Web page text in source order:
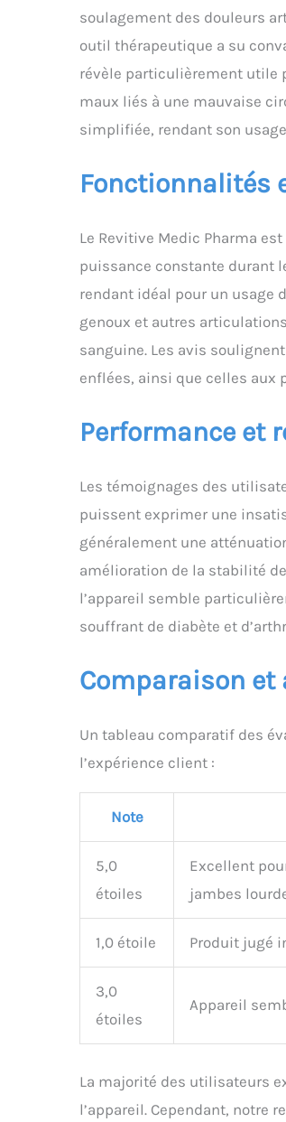
soulagement des douleurs
outil thérapeutique a su
révèle particulièrement utile
maux liés à une mauvaise
simplifiée, rendant son
Fonctionnalités
Le Revitive Medic Pharma
puissance constante durant
rendant idéal pour un usage
genoux et autres
sanguine. Les avis
enflées, ainsi que celles aux
Performance et
Les témoignages des
puissent exprimer une
généralement une
amélioration de la stabilité
l’appareil semble
souffrant de diabète et
Comparaison
Un tableau comparatif des
l’expérience client :
Note
5,0
étoiles
Excellent
jambes
1,0 étoile Produit jugé
3,0
étoiles
Appareil
La majorité des utilisateurs
l’appareil. Cependant, notre